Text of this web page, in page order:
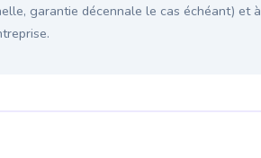
garantie décennale le cas échéant) et à